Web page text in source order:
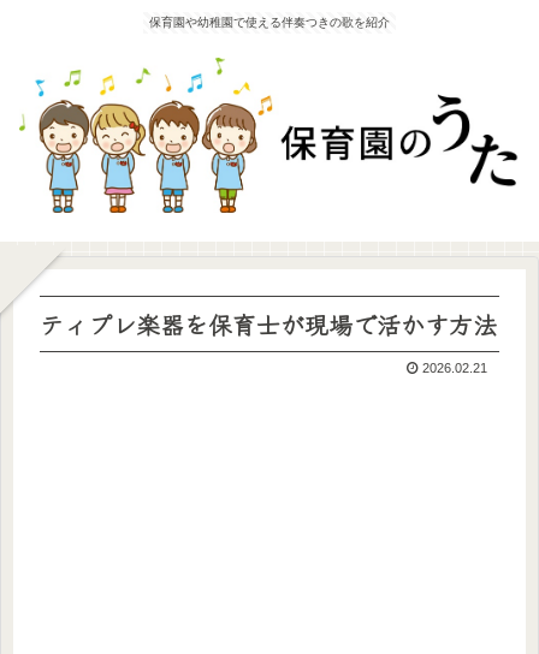
保育園や幼稚園で使える伴奏つきの歌を紹介
ティプレ楽器を保育士が現場で活かす方法
2026.02.21